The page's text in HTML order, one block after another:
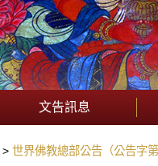
文告訊息
世界佛教總部公告（公告字